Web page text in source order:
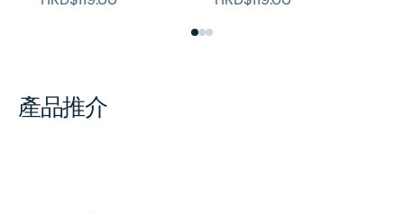
產品推介